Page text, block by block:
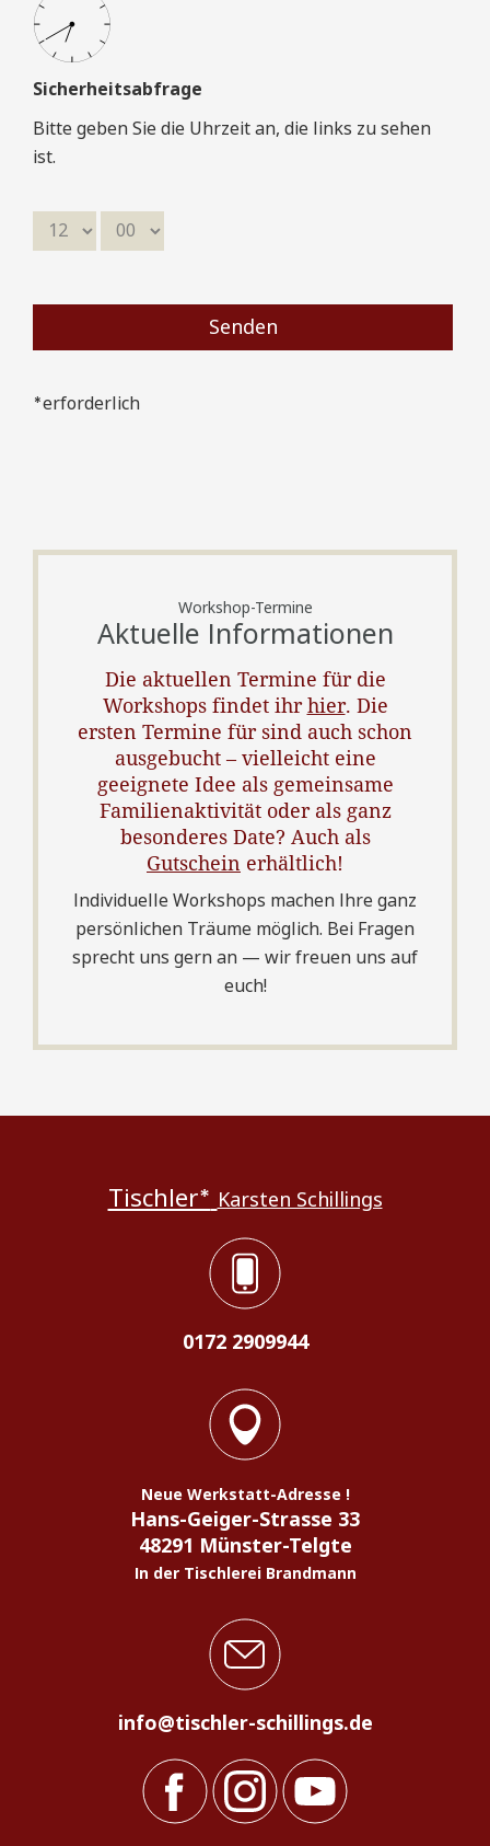
Name des Empfängers auf dem
Gutschein
Lieferadresse
Sicherheitsabfrage
Bitte geben Sie die Uhrzeit an, die links zu sehen
ist.
*erforderlich
Workshop-Termine
Aktuelle Informationen
Die aktuellen Termine für die
Workshops findet ihrhier. Die
ersten Termine für sind auch schon
ausgebucht – vielleicht eine
geeignete Idee als gemeinsame
Familienaktivität oder als ganz
besonderes Date? Auch als
Gutschein erhältlich!
Individuelle Workshops machen Ihre ganz
persönlichen Träume möglich. Bei Fragen
sprecht uns gern an — wir freuen uns auf
euch!
Tischler* Karsten Schillings
0172 2909944
Neue Werkstatt-Adresse !
Hans-Geiger-Strasse 33
48291 Münster-Telgte
In der Tischlerei Brandmann
info@tischler-schillings.de